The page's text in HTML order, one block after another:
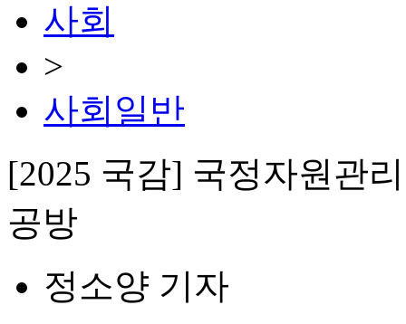
사회
>
사회일반
[2025 국감] 국정자원관
공방
정소양 기자